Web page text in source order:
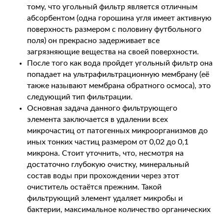
тому, что угольный фильтр является отличным
абсорбентом (одна горошина угля имеет активную
поверхность размером с половину футбольного
поля) он прекрасно задерживает все
загрязняющие вещества на своей поверхности.
После того как вода пройдет угольный фильтр она
попадает на ультрафильтрационную мембрану (её
также называют мембрана обратного осмоса), это
следующий тип фильтрации.
Основная задача данного фильтрующего
элемента заключается в удалении всех
микрочастиц от патогенных микроорганизмов до
иных тонких частиц размером от 0,02 до 0,1
микрона. Стоит уточнить, что, несмотря на
достаточно глубокую очистку, минеральный
состав воды при прохождении через этот
очиститель остаётся прежним. Такой
фильтрующий элемент удаляет микробы и
бактерии, максимальное количество органических